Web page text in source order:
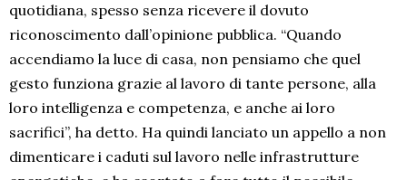
quotidiana, spesso senza ricevere il dovuto
riconoscimento dall’opinione pubblica. “Quando
accendiamo la luce di casa, non pensiamo che quel
gesto funziona grazie al lavoro di tante persone, alla
loro intelligenza e competenza, e anche ai loro
sacrifici”, ha detto. Ha quindi lanciato un appello a non
dimenticare i caduti sul lavoro nelle infrastrutture